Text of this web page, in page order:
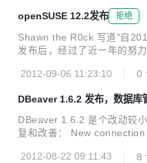
es lookup support Tables
pport of HTML format for
openSUSE 12.2发布 拒绝
Shawn the R0ck 写道"自
发布后，经过了近一年的努
长期维护分支3.4的linux内
7.1和glibc 2.15的配合让64
D 8.0的开源OpenGL实现支
OME 3.4, KDE 4.8.4和Xfce
2012-09-06 11:23:10 0
DBeaver 1.6.2 发布，数据库
DBeaver 1.6.2 是个改动较
复和改善： New
2012-08-22 09:11:43
8